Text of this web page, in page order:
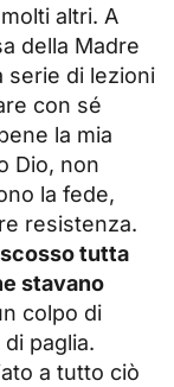
altri. A
della Madre
serie di lezioni
con sé
la mia
Dio, non
la fede,
resistenza.
tutta
stavano
colpo di
paglia.
a tutto ciò